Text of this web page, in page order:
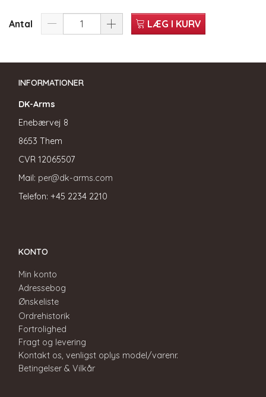
Antal LÆG I KURV
INFORMATIONER
DK-Arms
Enebærvej 8
8653 Them
CVR 12065507
Mail: per@dk-arms.com
Telefon: +45 2234 2210
KONTO
Min konto
Adressebog
Ønskeliste
Ordrehistorik
Fortrolighed
Fragt og levering
Kontakt os, venligst oplys model/varenr.
Betingelser & Vilkår